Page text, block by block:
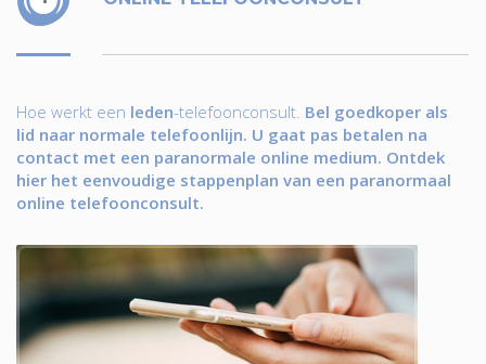
Hoe werkt een leden-telefoonconsult. Bel goedkoper als
lid naar normale telefoonlijn. U gaat pas betalen na
contact met een paranormale online medium. Ontdek
hier het eenvoudige stappenplan van een paranormaal
online telefoonconsult.